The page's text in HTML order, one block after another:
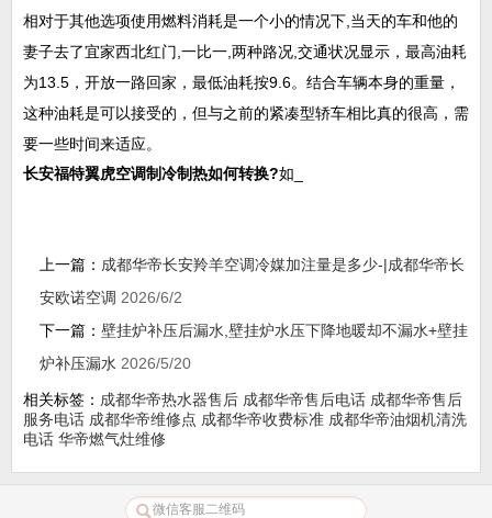
相对于其他选项使用燃料消耗是一个小的情况下,当天的车和他的
妻子去了宜家西北红门,一比一,两种路况,交通状况显示，最高油耗
为13.5，开放一路回家，最低油耗按9.6。结合车辆本身的重量，
这种油耗是可以接受的，但与之前的紧凑型轿车相比真的很高，需
要一些时间来适应。
长安福特翼虎空调制冷制热如何转换?如_
上一篇： 成都华帝长安羚羊空调冷媒加注量是多少-|成都华帝长
安欧诺空调 2026/6/2
下一篇： 壁挂炉补压后漏水,壁挂炉水压下降地暖却不漏水+壁挂
炉补压漏水 2026/5/20
相关标签： 成都华帝热水器售后 成都华帝售后电话 成都华帝售后
服务电话 成都华帝维修点 成都华帝收费标准 成都华帝油烟机清洗
电话 华帝燃气灶维修